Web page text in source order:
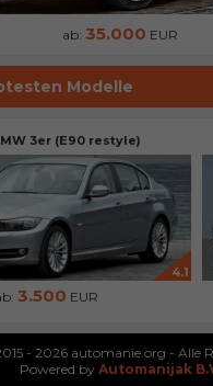
ab: 35.000 EUR
Modelle
3er (E90 restyle)
4.1
3.500 EUR
- 2026 automanie.org - Alle
Powered by Automanijak